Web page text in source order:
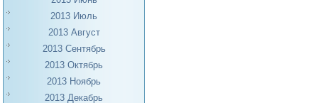
2013 Июль
2013 Август
2013 Сентябрь
2013 Октябрь
2013 Ноябрь
2013 Декабрь